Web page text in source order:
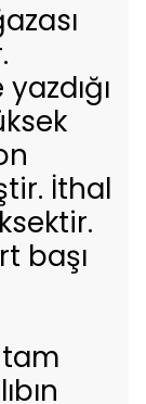
İthal
başı